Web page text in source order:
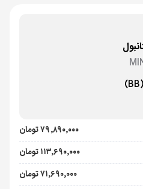
(BB)
۷۹٬۸۹۰٬۰۰۰ تومان
۱۱۳٬۶۹۰٬۰۰۰ تومان
۷۱٬۶۹۰٬۰۰۰ تومان